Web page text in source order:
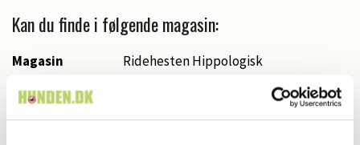
Kan du finde i følgende magasin:
Magasin
Ridehesten Hippologisk
Kategori